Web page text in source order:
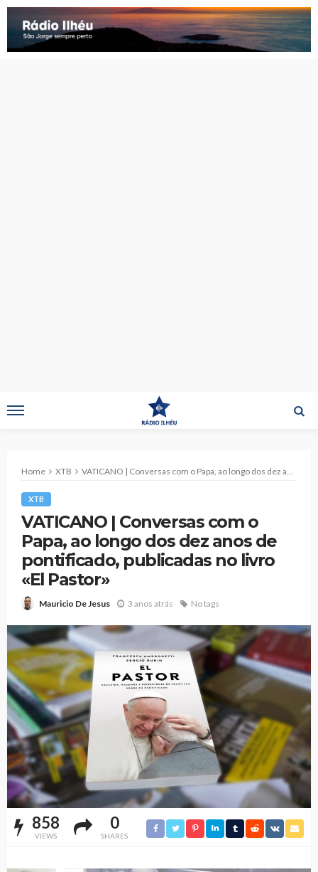
Home XTB VATICANO | Conversas com o Papa, ao longo dos dez anos de pontificado, publicadas no livro «El Pastor»
XTB
VATICANO | Conversas com o
Papa, ao longo dos dez anos de
pontificado, publicadas no livro
«El Pastor»
Mauricio De Jesus 3 anos atrás No tags
858
VIEWS
0
SHARES